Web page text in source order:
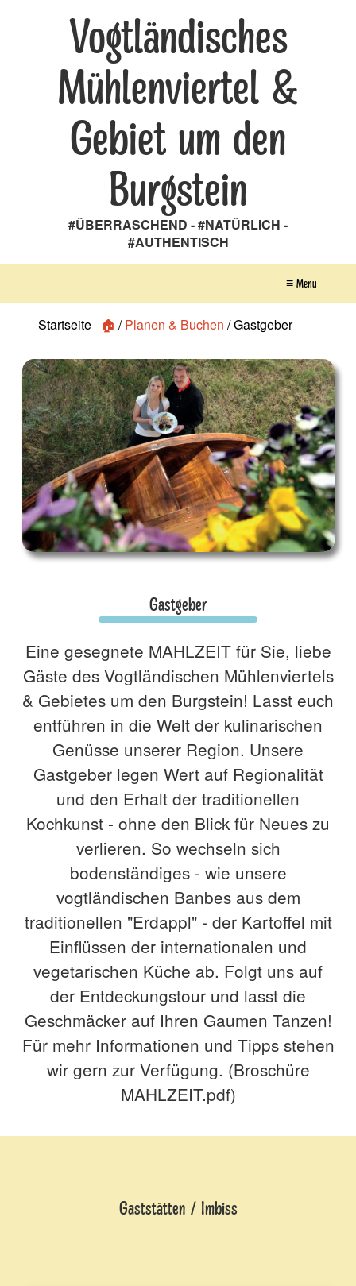
Vogtländisches
Mühlenviertel &
Gebiet um den
Burgstein
#ÜBERRASCHEND - #NATÜRLICH -
#AUTHENTISCH
≡ Menü
Startseite 🏠 / Planen & Buchen /Gastgeber
Gastgeber
Eine gesegnete MAHLZEIT für Sie, liebe
Gäste des Vogtländischen Mühlenviertels
& Gebietes um den Burgstein! Lasst euch
entführen in die Welt der kulinarischen
Genüsse unserer Region. Unsere
Gastgeber legen Wert auf Regionalität
und den Erhalt der traditionellen
Kochkunst - ohne den Blick für Neues zu
verlieren. So wechseln sich
bodenständiges - wie unsere
vogtländischen Banbes aus dem
traditionellen "Erdappl" - der Kartoffel mit
Einflüssen der internationalen und
vegetarischen Küche ab. Folgt uns auf
der Entdeckungstour und lasst die
Geschmäcker auf Ihren Gaumen Tanzen!
Für mehr Informationen und Tipps stehen
wir gern zur Verfügung. (Broschüre
MAHLZEIT.pdf)
Gaststätten / Imbiss